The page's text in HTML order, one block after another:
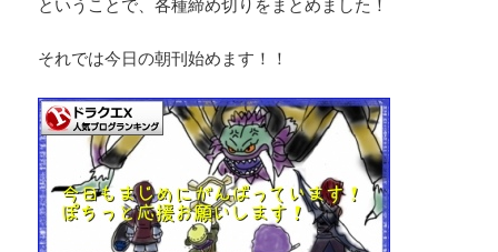
ということで、各種締め切りをまとめました！
それでは今日の朝刊始めます！！